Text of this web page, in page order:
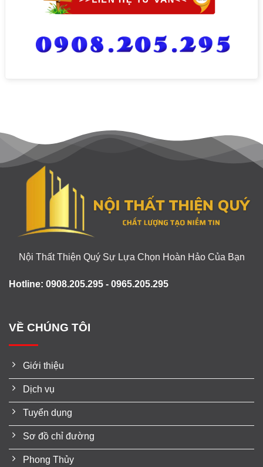
Nội Thất Thiện Quý Sự Lựa Chọn Hoàn Hảo Của Bạn
Hotline: 0908.205.295 - 0965.205.295
VỀ CHÚNG TÔI
Giới thiệu
Dịch vụ
Tuyển dụng
Sơ đồ chỉ đường
Phong Thủy